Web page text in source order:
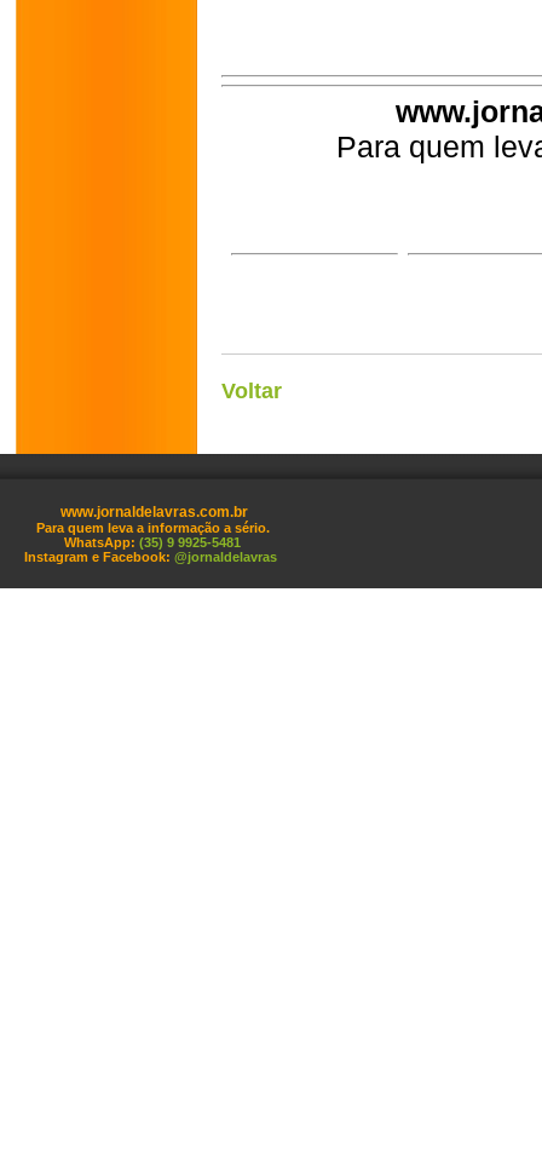
Para quem
Voltar
www.jornaldelavras.com.br
Para quem leva a informação a sério.
WhatsApp: (35) 9 9925-5481
Instagram e Facebook: @jornaldelavras